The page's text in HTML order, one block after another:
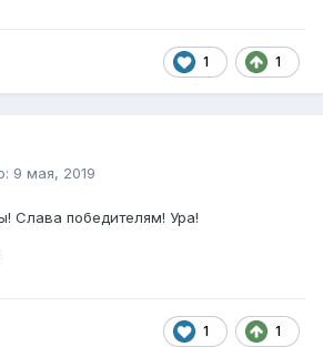
1 1
9 мая, 2019
Слава победителям! Ура!
1 1